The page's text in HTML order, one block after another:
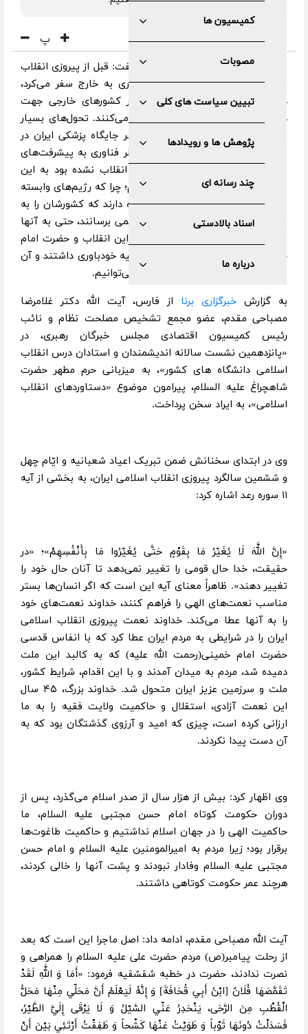
کمیسیون ها
مصوبات
تبیین سیاست های کلی
پژوهش ها و رویدادها
چند رسانه ای
اسناد بالادستی
درباره ما
پ
عضو مجمع تشخیص مصلحت نظام گفت: قبل از پیروزی انقلاب
اسلامی، شاه کشور برای درمان بیماری به خارج سفر می‌کرد،
درحالی که امروز افراد زیادی از سایر کشور‌های خارجی جهت
درمان بیماری‌های خود به ایران سفر می‌کنند. تحول‌های بسیار
زیادی ایجاد شده است. در حال حاضر جایگاه پزشکی ایران در
منطقه دارای رتبه نخست است؛ از نظر فناوری به پیشرفت‌های
بسیار زیادی دست یافته‌ایم که اگر انقلاب نشده بود به این
مراتب عالی هیچگاه دست نمی‌یافتیم؛ چرا که رژیم‌های وابسته
نه جرأت و نه توانایی و نه حتی اجازه دارند که کشورشان را به
استقلال سیاسی، نظامی، دفاعی و علمی برسانند، حتی به آنها
اجازه تفکر مستقل هم نمی‌دهند اما این انقلاب و حضرت امام
خمینی(رحمت الله علیه) بودند که روحیه خودباوری داشتند و آن
را به ملت تزریق کردند و فرمودند ما می‌توانیم.
به گزارش خبرگزاری برنا از فارس، آیت الله دکتر غلامرضا
مصباحی مقدم، عضو مجمع تشخیص مصلحت نظام و نائب
رئیس کمیسیون اقتصادی مجلس خبرگان رهبری، در
«پانزدهمین نشست سالانه اندیشمندان و استادان درس انقلاب
اسلامی دانشگاه های کشور»، به میزبانی حرم مطهر حضرت
شاهچراغ علیه السلام، پیرامون موضوع «دستاوردهای انقلاب
اسلامی»، به ایراد سخن پرداخت.
وی در ابتدای سخنانش ضمن تبریک اعیاد شعبانیه و ایّام چهل
و ششمین سالگرد پیروزی انقلاب اسلامی ایران، به بخشی از آیه
۱۱ سوره رعد اشاره کرد:
«إِنَّ اللَّهَ لَا يُغَيِّرُ مَا بِقَوْمٍ حَتَّى يُغَيِّرُوا مَا بِأَنْفُسِهِمْ»؛ «در
حقيقت، خدا حال قومى را تغيير نمى‌دهد تا آنان حال خود را
تغيير دهند». ظاهراً معنای آیه این است که اگر انسان‌ها بستر
مناسب نعمت‌های الهی را فراهم کنند، خداوند نعمت‌های خود
را به آنها عطا می‌کند. خداوند نعمت پیروزی انقلاب اسلامی
ایران را در شرایطی به مردم ایران عطا کرد که با انفاس قدسی
حضرت امام خمینی(رحمت الله علیه) که به کالبد این ملت
دمیده شد، مردم به میدان آمدند و با این اقدام، شرایط کشور،
ملت و سرزمین عزیز ایران متحول شد. خداوند بزرگ، ۴۵ سال
این نعمت آزادی، استقلال و حاکمیت ولایت فقیه را به ما
ارزانی کرده است، چیزی که امید و آرزوی گذشتگان بود که به
آن دست پیدا نکردند.
وی اظهار کرد: بیش از هزار سال از صدر اسلام می‌گذرد، پس از
دوران حکومت کوتاه امام حسن مجتبی علیه السلام، ما
حاکمیت الهی را در جهان اسلام نداشتیم و حاکمیت طاغوت‌ها
برقرار بود؛ زیرا مردم به امیرالمومنین علیه السلام و امام حسن
مجتبی علیه السلام وفادار نبودند و پشت آنها را خالی کردند،
هرچند عمر حکومت کوتاهی داشتند.
آیت الله مصباحی مقدم، ادامه داد: اصل ماجرا این است که بعد
از رحلت پیامبر(ص) مردم حضرت علی علیه السلام را همراهی و
نصرت ندادند، حضرت در خطبه شقشقیه فرمود: «أَمَا وَ اللَّهِ لَقَدْ
تَقَمَّصَهَا فُلَانٌ [ابْنُ أَبِي قُحَافَةَ] وَ إِنَّهُ لَيَعْلَمُ أَنَّ مَحَلِّي مِنْهَا مَحَلُّ
الْقُطْبِ مِنَ الرَّحَى، يَنْحَدِرُ عَنِّي السَّيْلُ وَ لَا يَرْقَى إِلَيَّ الطَّيْرُ،
فَسَدَلْتُ دُونَهَا ثَوْباً وَ طَوَيْتُ عَنْهَا كَشْحاً وَ طَفِقْتُ أَرْتَئِي بَيْنَ أَنْ